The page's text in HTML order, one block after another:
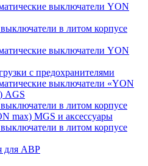
выключатели YON
в литом корпусе
выключатели YON
с предохранителями
выключатели «YON
AGS
в литом корпусе
max) MGS и аксессуары
в литом корпусе
для АВР